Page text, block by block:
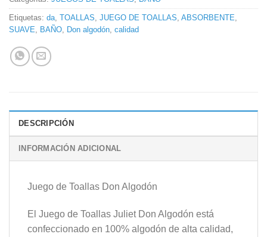
Etiquetas: da, TOALLAS, JUEGO DE TOALLAS, ABSORBENTE,
SUAVE, BAÑO, Don algodón, calidad
DESCRIPCIÓN
INFORMACIÓN ADICIONAL
Juego de Toallas Don Algodón
El Juego de Toallas Juliet Don Algodón está
confeccionado en 100% algodón de alta calidad,